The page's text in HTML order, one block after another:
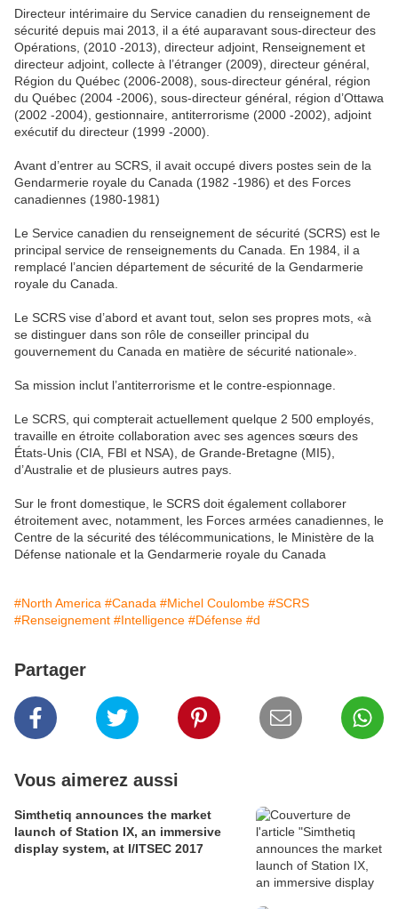
Directeur intérimaire du Service canadien du renseignement de
sécurité depuis mai 2013, il a été auparavant sous-directeur des
Opérations, (2010 -2013), directeur adjoint, Renseignement et
directeur adjoint, collecte à l’étranger (2009), directeur général,
Région du Québec (2006-2008), sous-directeur général, région
du Québec (2004 -2006), sous-directeur général, région d’Ottawa
(2002 -2004), gestionnaire, antiterrorisme (2000 -2002), adjoint
exécutif du directeur (1999 -2000).
Avant d’entrer au SCRS, il avait occupé divers postes sein de la
Gendarmerie royale du Canada (1982 -1986) et des Forces
canadiennes (1980-1981)
Le Service canadien du renseignement de sécurité (SCRS) est le
principal service de renseignements du Canada. En 1984, il a
remplacé l’ancien département de sécurité de la Gendarmerie
royale du Canada.
Le SCRS vise d’abord et avant tout, selon ses propres mots, «à
se distinguer dans son rôle de conseiller principal du
gouvernement du Canada en matière de sécurité nationale».
Sa mission inclut l’antiterrorisme et le contre-espionnage.
Le SCRS, qui compterait actuellement quelque 2 500 employés,
travaille en étroite collaboration avec ses agences sœurs des
États-Unis (CIA, FBI et NSA), de Grande-Bretagne (MI5),
d’Australie et de plusieurs autres pays.
Sur le front domestique, le SCRS doit également collaborer
étroitement avec, notamment, les Forces armées canadiennes, le
Centre de la sécurité des télécommunications, le Ministère de la
Défense nationale et la Gendarmerie royale du Canada
#North America #Canada #Michel Coulombe #SCRS
#Renseignement #Intelligence #Défense #d
Partager
Vous aimerez aussi
Simthetiq announces the market
launch of Station IX, an immersive
display system, at I/ITSEC 2017